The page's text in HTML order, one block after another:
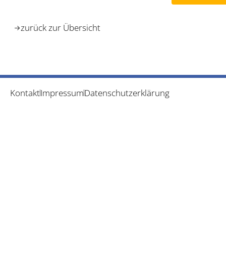
zurück zur Übersicht
KontaktImpressumDatenschutzerklärung